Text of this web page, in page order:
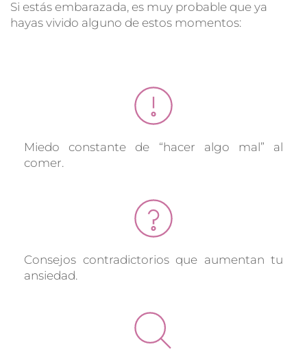
Si estás embarazada, es muy probable que ya
hayas vivido alguno de estos momentos:
Miedo constante de “hacer algo mal” al
comer.
Consejos contradictorios que aumentan tu
ansiedad.